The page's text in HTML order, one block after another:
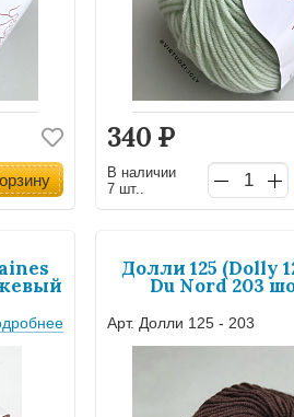
340 Р
В наличии
7 шт..
Долли 125 (Dolly
Du Nord 203
Арт. Долли 125 - 203